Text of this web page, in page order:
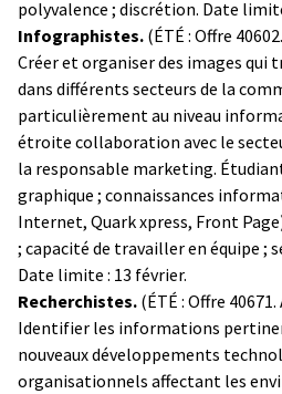
polyvalence ; discrétion. Date
Infographistes. (ÉTÉ : Offre
Créer et organiser des images qui
dans différents secteurs de la
particulièrement au niveau
étroite collaboration avec le
la responsable marketing.
graphique ; connaissances
Internet, Quark xpress, Front
; capacité de travailler en équipe ;
Date limite : 13 février.
Recherchistes. (ÉTÉ : Offre
Identifier les informations
nouveaux développements
organisationnels affectant les